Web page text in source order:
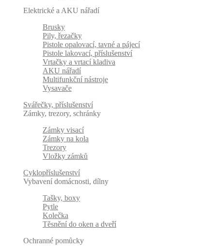
Elektrické a AKU nářadí
Brusky
Pily, řezačky
Pistole opalovací, tavné a pájecí
Pistole lakovací, příslušenství
Vrtačky a vrtací kladiva
AKU nářadí
Multifunkční nástroje
Vysavače
Svářečky, příslušenství
Zámky, trezory, schránky
Zámky visací
Zámky na kola
Trezory
Vložky zámků
Cyklopříslušenství
Vybavení domácnosti, dílny
Tašky, boxy
Pytle
Kolečka
Těsnění do oken a dveří
Ochranné pomůcky